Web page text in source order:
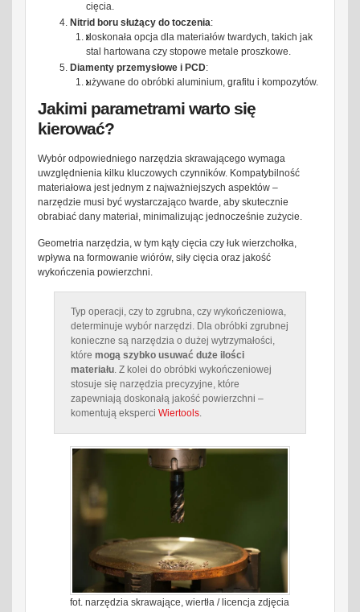
cięcia.
Nitrid boru służący do toczenia:
doskonała opcja dla materiałów twardych, takich jak
stal hartowana czy stopowe metale proszkowe.
Diamenty przemysłowe i PCD:
używane do obróbki aluminium, grafitu i kompozytów.
Jakimi parametrami warto się
kierować?
Wybór odpowiedniego narzędzia skrawającego wymaga
uwzględnienia kilku kluczowych czynników. Kompatybilność
materiałowa jest jednym z najważniejszych aspektów –
narzędzie musi być wystarczająco twarde, aby skutecznie
obrabiać dany materiał, minimalizując jednocześnie zużycie.
Geometria narzędzia, w tym kąty cięcia czy łuk wierzchołka,
wpływa na formowanie wiórów, siły cięcia oraz jakość
wykończenia powierzchni.
Typ operacji, czy to zgrubna, czy wykończeniowa,
determinuje wybór narzędzi. Dla obróbki zgrubnej
konieczne są narzędzia o dużej wytrzymałości,
które mogą szybko usuwać duże ilości
materiału. Z kolei do obróbki wykończeniowej
stosuje się narzędzia precyzyjne, które
zapewniają doskonałą jakość powierzchni –
komentują eksperci Wiertools.
fot. narzędzia skrawające, wiertła / licencja zdjęcia